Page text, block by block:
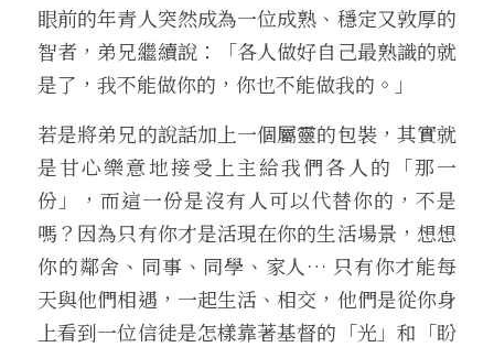
眼前的年青人突然成為一位成熟、穩定又敦厚的
智者，弟兄繼續說：「各人做好自己最熟識的就
是了，我不能做你的，你也不能做我的。」
若是將弟兄的說話加上一個屬靈的包裝，其實就
是甘心樂意地接受上主給我們各人的「那一
份」，而這一份是沒有人可以代替你的，不是
嗎？因為只有你才是活現在你的生活場景，想想
你的鄰舍、同事、同學、家人… 只有你才能每
天與他們相遇，一起生活、相交，他們是從你身
上看到一位信徒是怎樣靠著基督的「光」和「盼